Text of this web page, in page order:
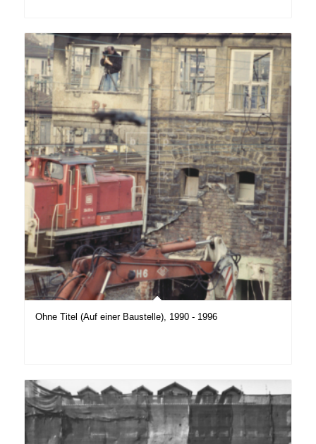
Ohne Titel (Auf einer Baustelle), 1990 - 1996